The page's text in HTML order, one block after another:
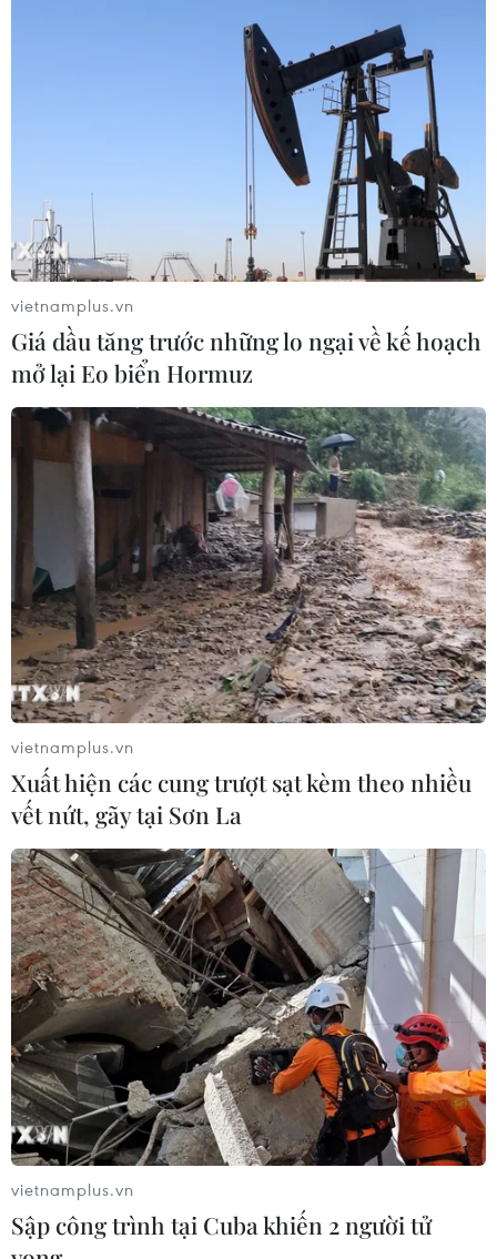
vietnamplus.vn
Giá dầu tăng trước những lo ngại về kế hoạch
mở lại Eo biển Hormuz
vietnamplus.vn
Xuất hiện các cung trượt sạt kèm theo nhiều
vết nứt, gãy tại Sơn La
vietnamplus.vn
Sập công trình tại Cuba khiến 2 người tử